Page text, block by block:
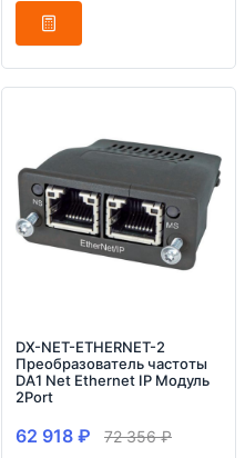
DX-NET-ETHERNET-2
Преобразователь частоты
DA1 Net Ethernet IP Модуль
2Port
62 918 ₽ 72 356₽